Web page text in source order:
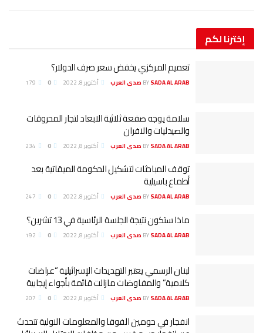
إخترنالكم
تعميم المركزي يخفض سعر صرف الدولار؟
BYSADA AL ARAB صدى العرب أكتوبر 8, 2022
سلامة يوجه صفعة ثلاثية الابعاد لتجار المحروقات
والصيدليات والافران
BYSADA AL ARAB صدى العرب أكتوبر 8, 2022
توقف المباحثات لتشكيل الحكومة الميقاتية بعد
أطماع باسيلية
BYSADA AL ARAB صدى العرب أكتوبر 8, 2022
ماذا ستكون نتيجة الجلسة الرئاسية في 13 تشرين؟
BYSADA AL ARAB صدى العرب أكتوبر 8, 2022
لبنان الرسمي يعتبر التهديدات الإسرائيلية “عراضات
كلامية” والمفاوضات مازالت قائمة بأجواء إيجابية
BYSADA AL ARAB صدى العرب أكتوبر 8, 2022
انفجار في حومين الفوقا والمعلومات الاولية تتحدث